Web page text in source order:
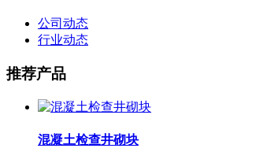
公司动态
行业动态
推荐产品
混凝土检查井砌块